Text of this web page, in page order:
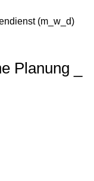
(m_w_d)
Planung _